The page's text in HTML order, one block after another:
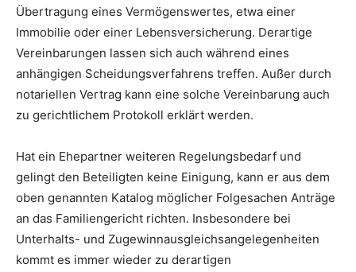
Übertragung eines Vermögenswertes, etwa einer
Immobilie oder einer Lebensversicherung. Derartige
Vereinbarungen lassen sich auch während eines
anhängigen Scheidungsverfahrens treffen. Außer durch
notariellen Vertrag kann eine solche Vereinbarung auch
zu gerichtlichem Protokoll erklärt werden.
Hat ein Ehepartner weiteren Regelungsbedarf und
gelingt den Beteiligten keine Einigung, kann er aus dem
oben genannten Katalog möglicher Folgesachen Anträge
an das Familiengericht richten. Insbesondere bei
Unterhalts- und Zugewinnausgleichsangelegenheiten
kommt es immer wieder zu derartigen